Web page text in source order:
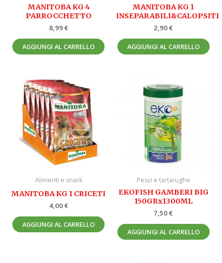
MANITOBA KG 4
PARROCCHETTO
8,99€
AGGIUNGI AL CARRELLO
MANITOBA KG 1
INSEPARABILI&CALOPSITI
2,90€
AGGIUNGI AL CARRELLO
Alimenti e snack
MANITOBA KG 1 CRICETI
4,00€
AGGIUNGI AL CARRELLO
Pesci e tartarughe
EKOFISH GAMBERI BIG
150GRx1300ML
7,50€
AGGIUNGI AL CARRELLO